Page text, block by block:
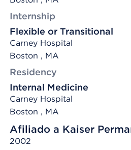
Internship
Flexible or Transitional
Carney Hospital
Boston , MA
Residency
Internal Medicine
Carney Hospital
Boston , MA
Afiliado a Kaiser
2002